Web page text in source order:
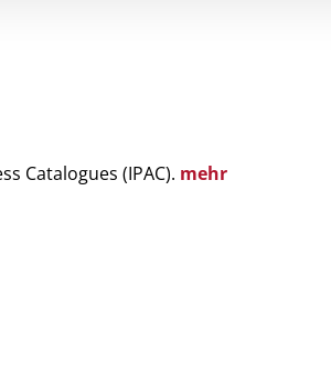
Catalogues (IPAC). mehr